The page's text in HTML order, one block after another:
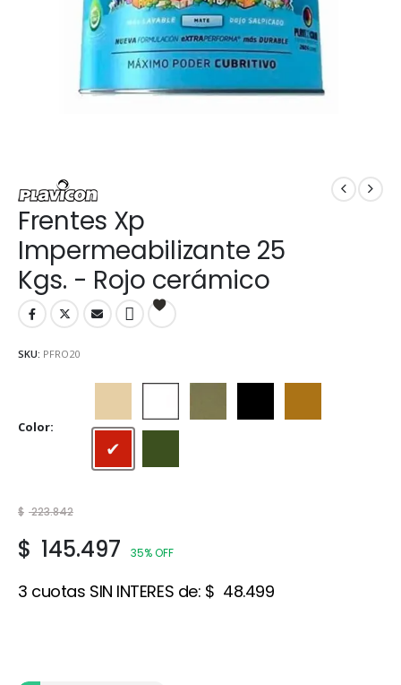
Frentes Xp
Impermeabilizante 25
Kgs. - Rojo cerámico
SKU: PFRO20
Color
Rojo cerámico
$ 223.842
$ 145.497 35% OFF
3 cuotas SIN INTERES de: $ 48.499